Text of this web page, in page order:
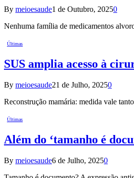
By meioesaude1 de Outubro, 20250
Nenhuma família de medicamentos
Últimas
SUS amplia acesso à
By meioesaude21 de Julho, 20250
Reconstrução mamária: medida vale
Últimas
Além do ‘tamanho é
By meioesaude6 de Julho, 20250